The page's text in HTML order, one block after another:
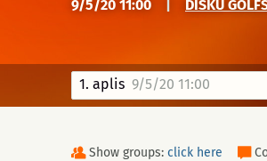
9/5/20 11:00 DISKU
1. aplis 9/5/20 11:00
Show groups: click here